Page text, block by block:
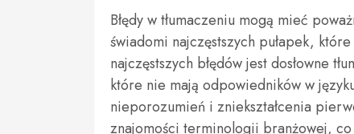
Błędy w tłumaczeniu mogą mieć
świadomi najczęstszych pułapek,
najczęstszych błędów jest dosłowne
które nie mają odpowiedników w
nieporozumień i zniekształcenia
znajomości terminologii branżowej,